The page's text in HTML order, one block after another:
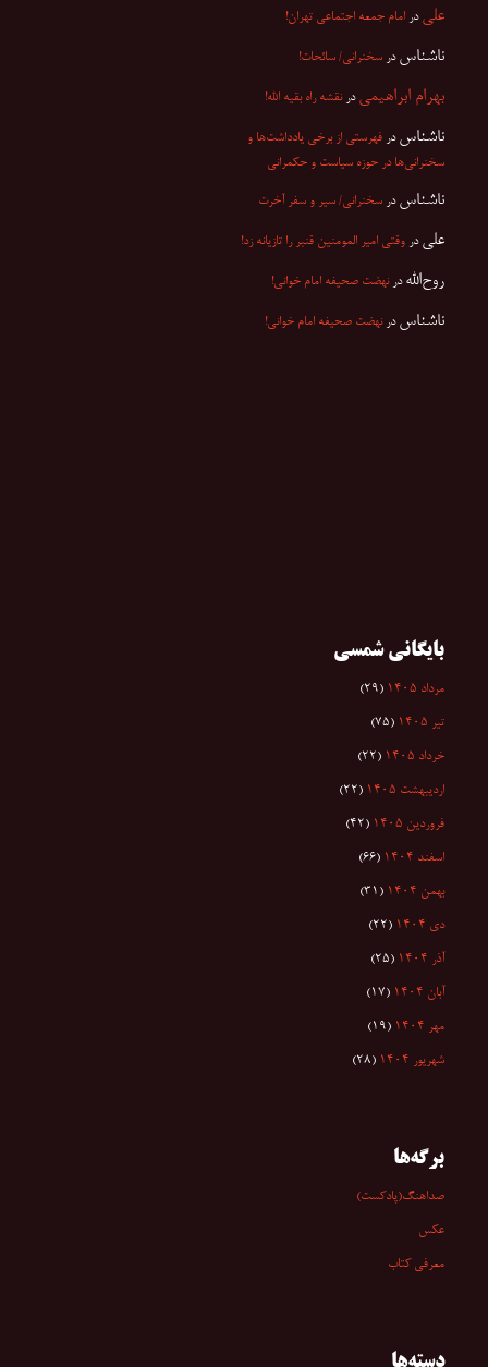
علی در امام جمعه اجتماعی تهران!
ناشناس در سخنرانی/ سائحات!
بهرام ابراهیمی درنقشه راه بقیه الله!
ناشناس در فهرستی از برخی یادداشت‌ها و
سخنرانی‌ها در حوزه سیاست و حکمرانی
ناشناس در سخنرانی/ سیر و سفر آخرت
علی در وقتی امیر المومنین قنبر را تازیانه زد!
روح‌الله درنهضت صحیفه امام خوانی!
ناشناس درنهضت صحیفه امام خوانی!
بایگانی شمسی
مرداد ۱۴۰۵ (۲۹)
تیر ۱۴۰۵ (۷۵)
خرداد ۱۴۰۵ (۲۲)
اردیبهشت ۱۴۰۵ (۲۲)
فروردین ۱۴۰۵ (۴۲)
اسفند ۱۴۰۴ (۶۶)
بهمن ۱۴۰۴ (۳۱)
دی ۱۴۰۴ (۲۲)
آذر ۱۴۰۴ (۲۵)
آبان ۱۴۰۴ (۱۷)
مهر ۱۴۰۴ (۱۹)
شهریور ۱۴۰۴ (۲۸)
برگه‌ها
صداهنگ(پادکست)
عکس
معرفی کتاب
دسته‌ها